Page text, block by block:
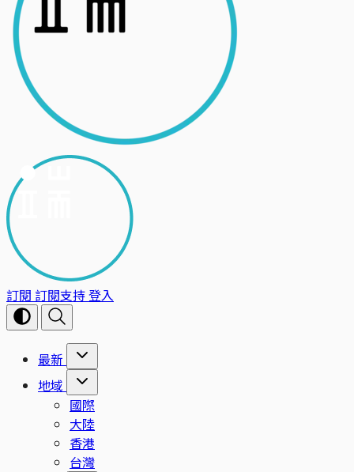
訂閱 訂閱支持登入
最新
地域
國際
大陸
香港
台灣